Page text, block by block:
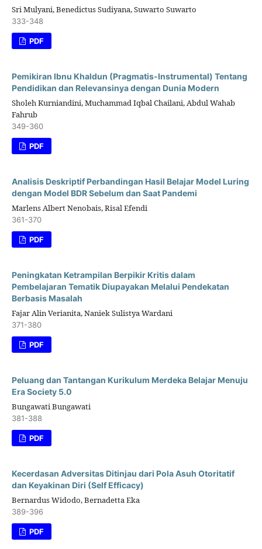
Sri Mulyani, Benedictus Sudiyana, Suwarto Suwarto
333-348
PDF
Pemikiran Ibnu Khaldun (Pragmatis-Instrumental) Tentang
Pendidikan dan Relevansinya dengan Dunia Modern
Sholeh Kurniandini, Muchammad Iqbal Chailani, Abdul Wahab
Fahrub
349-360
PDF
Analisis Deskriptif Perbandingan Hasil Belajar Model Luring
dengan Model BDR Sebelum dan Saat Pandemi
Marlens Albert Nenobais, Risal Efendi
361-370
PDF
Peningkatan Ketrampilan Berpikir Kritis dalam
Pembelajaran Tematik Diupayakan Melalui Pendekatan
Berbasis Masalah
Fajar Alin Verianita, Naniek Sulistya Wardani
371-380
PDF
Peluang dan Tantangan Kurikulum Merdeka Belajar Menuju
Era Society 5.0
Bungawati Bungawati
381-388
PDF
Kecerdasan Adversitas Ditinjau dari Pola Asuh Otoritatif
dan Keyakinan Diri (Self Efficacy)
Bernardus Widodo, Bernadetta Eka
389-396
PDF